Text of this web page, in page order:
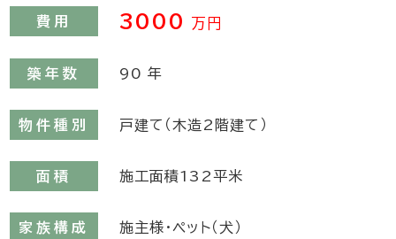
費用 3000万円
築年数 90年
物件種別 戸建て（木造2階建て）
面積 施工面積132平米
家族構成 施主様・ペット（犬）